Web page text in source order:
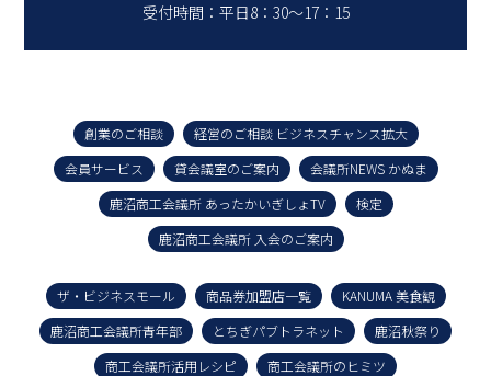
受付時間：平日8：30～17：15
創業のご相談
経営のご相談 ビジネスチャンス拡大
会員サービス
貸会議室のご案内
会議所NEWS かぬま
鹿沼商工会議所 あったかいぎしょTV
検定
鹿沼商工会議所 入会のご案内
ザ・ビジネスモール 商品券加盟店一覧
KANUMA 美食観
鹿沼商工会議所青年部
とちぎパブトラネット
鹿沼秋祭り
商工会議所活用レシピ
商工会議所のヒミツ